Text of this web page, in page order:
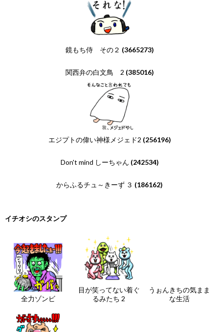
鏡もち侍 その２ (3665273)
関西弁の白文鳥 2 (385016)
エジプトの偉い神様メジェド2 (256196)
Don't mind しーちゃん (242534)
からふるチュ～きーず ３ (186162)
イチオシのスタンプ
全力ゾンビ
目が笑ってない着ぐ
るみたち 2
うぉんきちの気まま
な生活